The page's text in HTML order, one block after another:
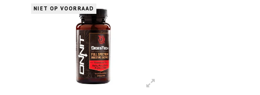
NIET OP VOORRAAD